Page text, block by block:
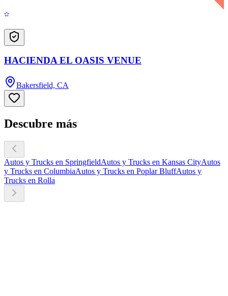
HACIENDA EL OASIS VENUE
Bakersfield, CA
Descubre más
Autos y Trucks en SpringfieldAutos y Trucks en Kansas CityAutos
y Trucks en ColumbiaAutos y Trucks en Poplar BluffAutos y
Trucks en Rolla